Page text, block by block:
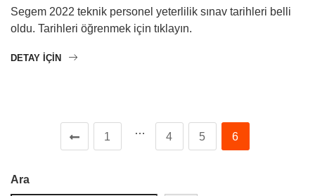
Segem 2022 teknik personel yeterlilik sınav tarihleri belli
oldu. Tarihleri öğrenmek için tıklayın.
DETAY IÇIN
1
…
4 5 6
Ara